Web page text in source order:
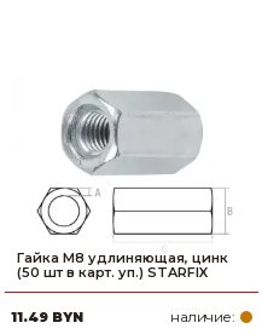
Гайка М8 удлиняющая, цинк
(50 шт в карт. уп.) STARFIX
11.49 BYN наличие: